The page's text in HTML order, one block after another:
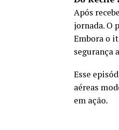
Após
jornada. O
Embora o
segurança
Esse
aéreas
em ação.